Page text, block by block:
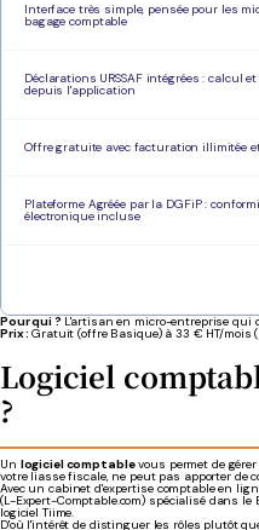
Interface très simple, pensée pour les
bagage comptable
Déclarations URSSAF intégrées : calcul
depuis l'application
Offre gratuite avec facturation illimitée
Plateforme Agréée par la DGFiP :
électronique incluse
Pour qui ?L'artisan en micro-entreprise qui
Prix :Gratuit (offre Basique) à 33 € HT/mois
Logiciel
?
Un logiciel comptablevous permet de
votre liasse fiscale, ne peut pas apporter de
Avec un cabinet d'expertise comptable en
(L-Expert-Comptable.com) spécialisé dans le
logiciel Tiime.
D'où l'intérêt de distinguer les rôles plutôt